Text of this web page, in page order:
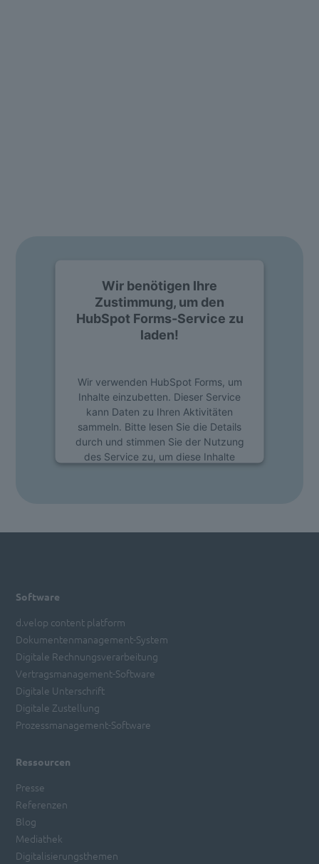
Wir benötigen Ihre
Zustimmung, um den
HubSpot Forms-Service zu
laden!
Wir verwenden HubSpot Forms, um
Inhalte einzubetten. Dieser Service
kann Daten zu Ihren Aktivitäten
sammeln. Bitte lesen Sie die Details
durch und stimmen Sie der Nutzung
des Service zu, um diese Inhalte
Akzeptieren
Software
d.velop content platform
Dokumentenmanagement-System
Digitale Rechnungsverarbeitung
Vertragsmanagement-Software
Digitale Unterschrift
Digitale Zustellung
Prozessmanagement-Software
Ressourcen
Presse
Referenzen
Blog
Mediathek
Digitalisierungsthemen